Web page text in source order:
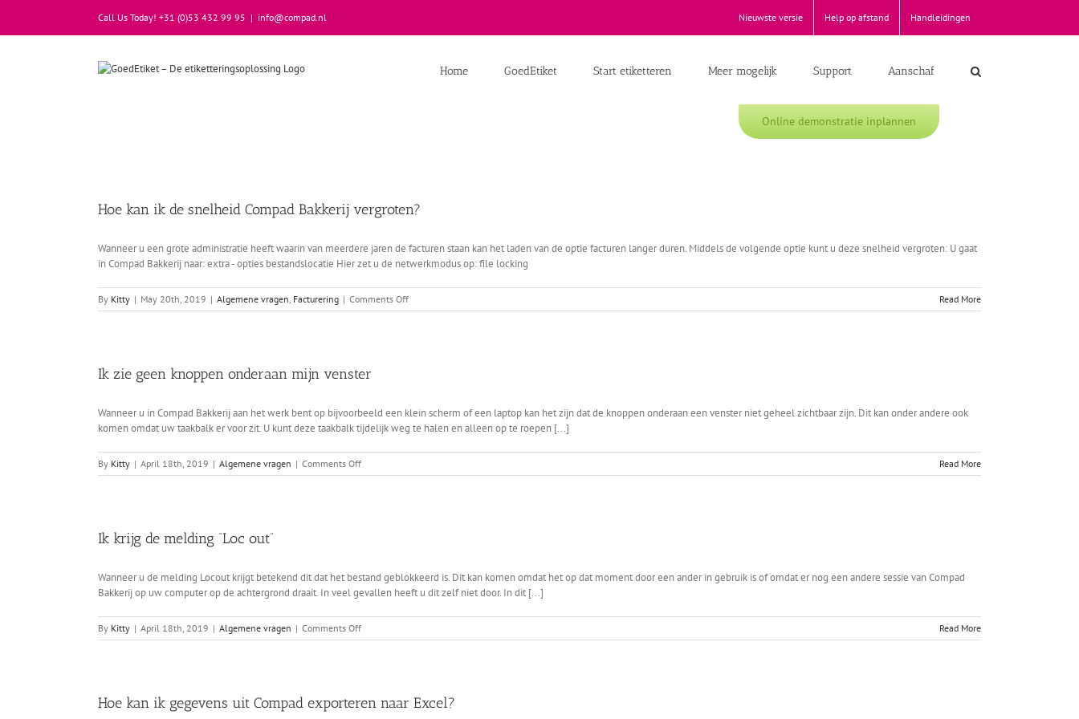
content
Call Us Today! +31 (0)53 432 99 95 | info@compad.nl Nieuwste versie Help op afstand Handleidingen
Home GoedEtiket Start etiketteren Meer mogelijk Support Aanschaf
Online demonstratie inplannen
Hoe kan ik de snelheid Compad Bakkerij vergroten?
Wanneer u een grote administratie heeft waarin van meerdere jaren de facturen staan kan het laden van de optie facturen langer duren. Middels de volgende optie kunt u deze snelheid vergroten: U gaat
in Compad Bakkerij naar: extra - opties bestandslocatie Hier zet u de netwerkmodus op: file locking
By Kitty | May 20th, 2019 | Algemene vragen, Facturering | Comments Offon
Hoe
vergroten?
Read More
Ik zie geen knoppen onderaan mijn venster
Wanneer u in Compad Bakkerij aan het werk bent op bijvoorbeeld een klein scherm of een laptop kan het zijn dat de knoppen onderaan een venster niet geheel zichtbaar zijn. Dit kan onder andere ook
komen omdat uw taakbalk er voor zit. U kunt deze taakbalk tijdelijk weg te halen en alleen op te roepen [...]
By Kitty | April 18th, 2019 | Algemene vragen | Comments Offon
Ik
Read More
Ik krijg de melding “Loc out”
Wanneer u de melding Locout krijgt betekend dit dat het bestand geblokkeerd is. Dit kan komen omdat het op dat moment door een ander in gebruik is of omdat er nog een andere sessie van Compad
Bakkerij op uw computer op de achtergrond draait. In veel gevallen heeft u dit zelf niet door. In dit [...]
By Kitty | April 18th, 2019 | Algemene vragen | Comments Offon
Ik
“Loc
Read More
Hoe kan ik gegevens uit Compad exporteren naar Excel?